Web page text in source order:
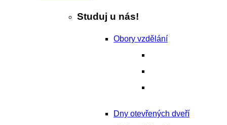
Studuj u nás!
Obory vzdělání
Dny otevřených dveří